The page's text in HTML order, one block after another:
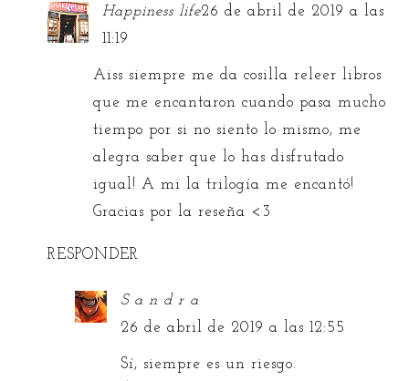
Happiness life26 de abril de 2019 a las
11:19
Aiss siempre me da cosilla releer libros
que me encantaron cuando pasa mucho
tiempo por si no siento lo mismo, me
alegra saber que lo has disfrutado
igual! A mi la trilogía me encantó!
Gracias por la reseña <3
RESPONDER
S a n d r a
26 de abril de 2019 a las 12:55
Sí, siempre es un riesgo.